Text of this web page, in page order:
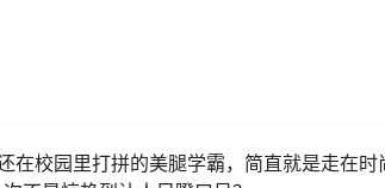
在校园里打拼的美腿学霸，简直就是走在时